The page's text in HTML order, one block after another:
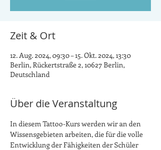
Zeit & Ort
12. Aug. 2024, 09:30 – 15. Okt. 2024, 13:30
Berlin, Rückertstraße 2, 10627 Berlin,
Deutschland
Über die Veranstaltung
In diesem Tattoo-Kurs werden wir an den
Wissensgebieten arbeiten, die für die volle
Entwicklung der Fähigkeiten der Schüler